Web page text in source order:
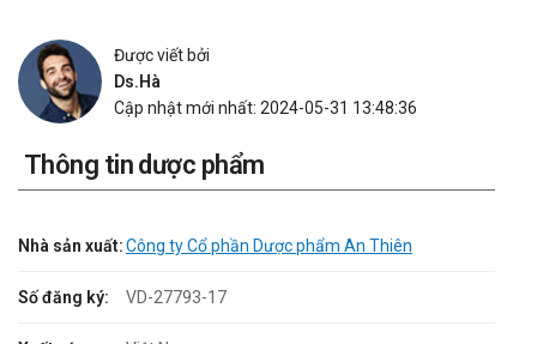
Được viết bởi
Ds.Hà
Cập nhật mới nhất: 2024-05-31 13:48:36
Thông tin dược phẩm
Nhà sản xuất:Công ty Cổ phần Dược phẩm An Thiên
Số đăng ký: VD-27793-17